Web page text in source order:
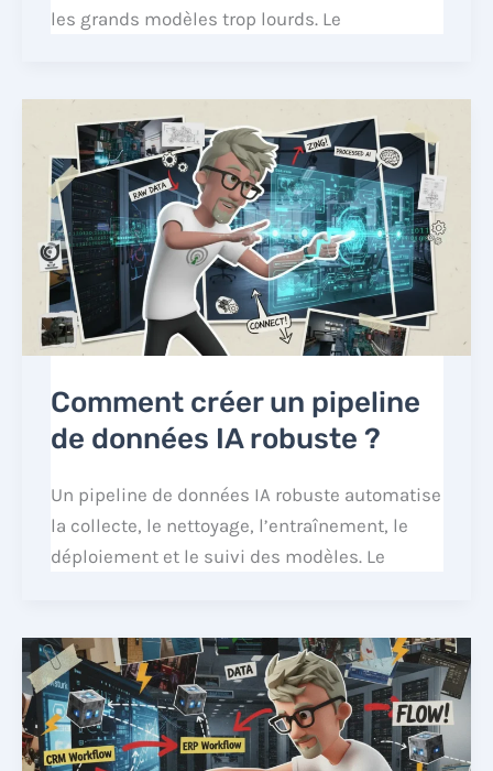
les grands modèles trop lourds. Le
Comment créer un pipeline
de données IA robuste ?
Un pipeline de données IA robuste automatise
la collecte, le nettoyage, l’entraînement, le
déploiement et le suivi des modèles. Le